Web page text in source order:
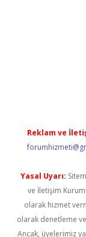
Reklam ve
Yasal Uyarı:
ve İletişim
olarak hizmet
olarak denetleme
Ancak, üyelerimiz